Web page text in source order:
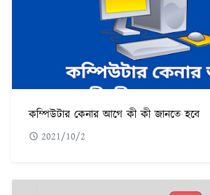
কম্পিউটার কেনার আগে কী কী জানতে হবে
2021/10/2